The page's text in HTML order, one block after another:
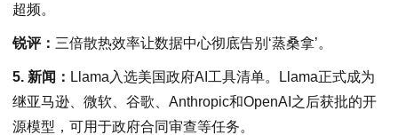
超频。
锐评： 三倍散热效率让数据中心彻底告别‘蒸桑拿’。
5. 新闻： Llama入选美国政府AI工具清单。Llama正式成为
继亚马逊、微软、谷歌、Anthropic和OpenAI之后获批的开
源模型，可用于政府合同审查等任务。